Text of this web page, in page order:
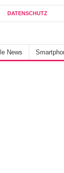
DATENSCHUTZ
News